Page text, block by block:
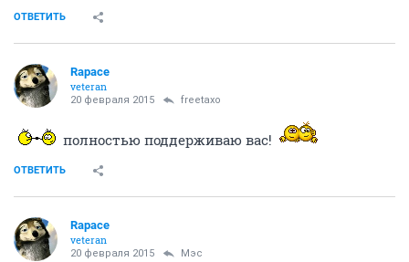
ОТВЕТИТЬ
Rapace
veteran
20 февраля 2015 freetaxo
полностью поддерживаю вас!
ОТВЕТИТЬ
Rapace
veteran
20 февраля 2015 Мэс